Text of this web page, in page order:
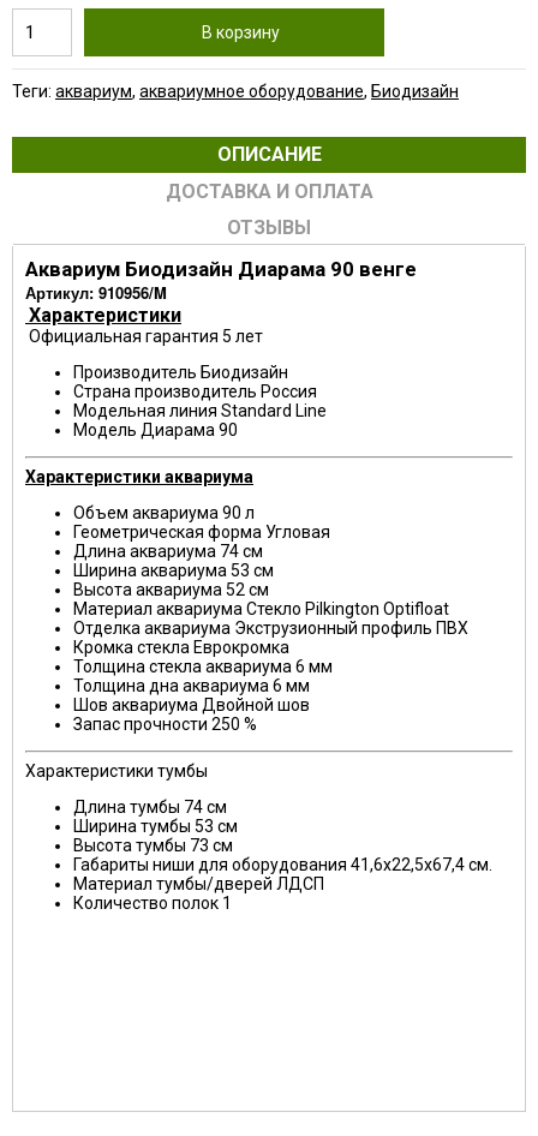
В корзину
Теги: аквариум, аквариумное оборудование, Биодизайн
ОПИСАНИЕ
ДОСТАВКА И ОПЛАТА
ОТЗЫВЫ
Аквариум Биодизайн Диарама 90 венге
Артикул: 910956/M
Характеристики
Официальная гарантия 5 лет
Производитель Биодизайн
Страна производитель Россия
Модельная линия Standard Line
Модель Диарама 90
Характеристики аквариума
Объем аквариума 90 л
Геометрическая форма Угловая
Длина аквариума 74 см
Ширина аквариума 53 см
Высота аквариума 52 см
Материал аквариума Стекло Pilkington Optifloat
Отделка аквариума Экструзионный профиль ПВХ
Кромка стекла Еврокромка
Толщина стекла аквариума 6 мм
Толщина дна аквариума 6 мм
Шов аквариума Двойной шов
Запас прочности 250 %
Характеристики тумбы
Длина тумбы 74 см
Ширина тумбы 53 см
Высота тумбы 73 см
Габариты ниши для оборудования 41,6x22,5x67,4 см.
Материал тумбы/дверей ЛДСП
Количество полок 1